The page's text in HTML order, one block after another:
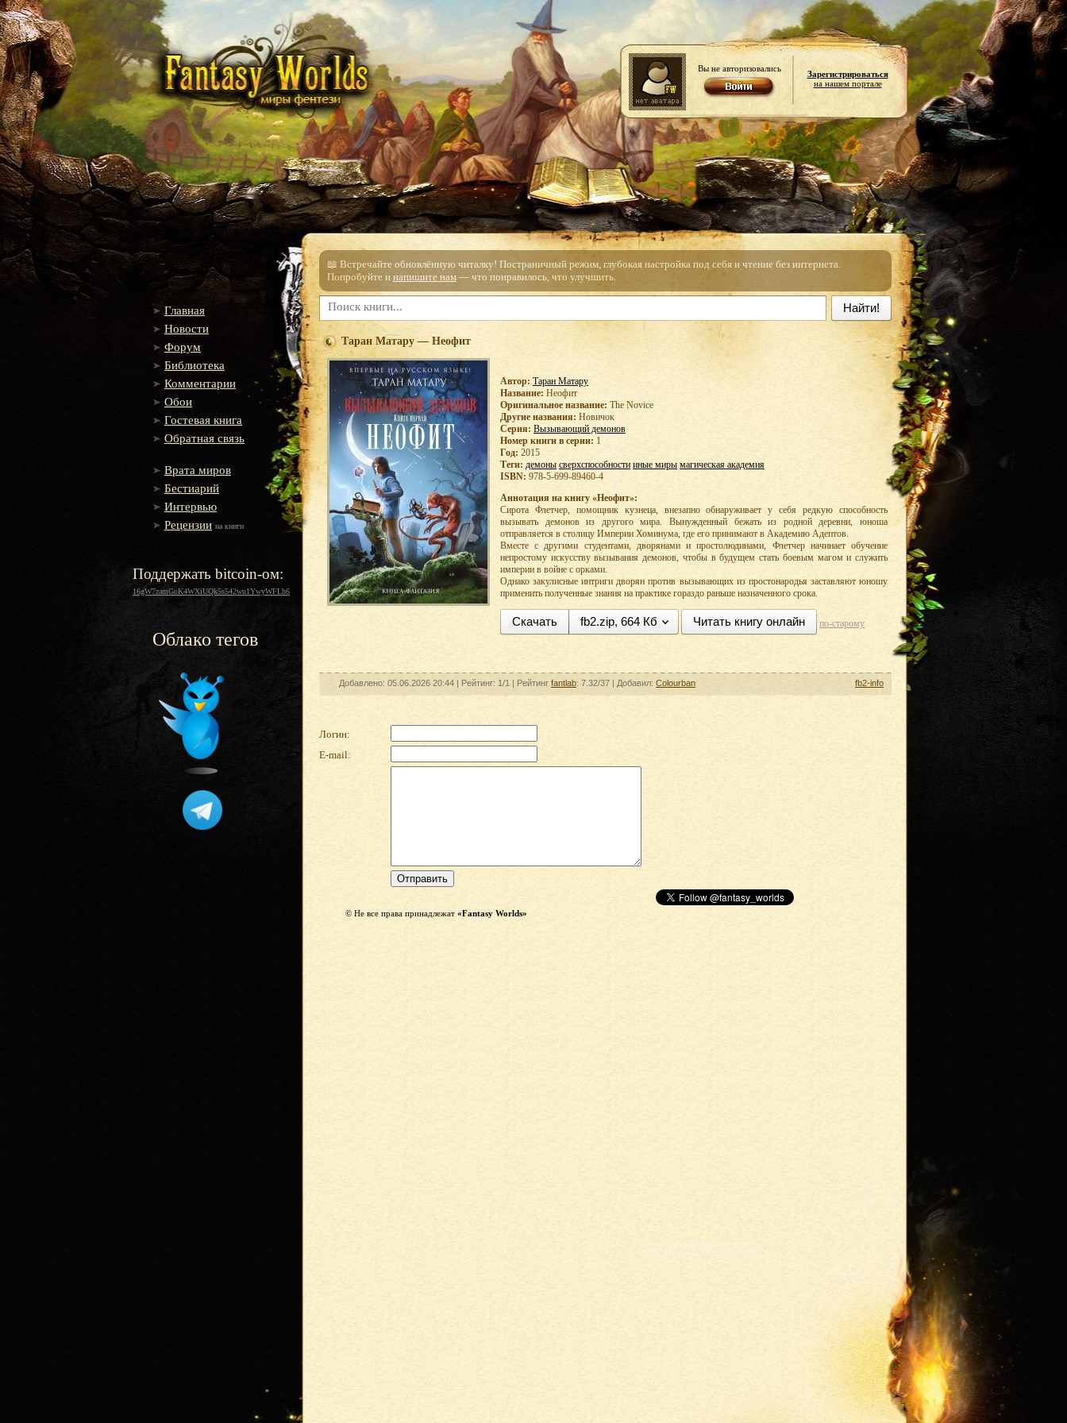
Вы не авторизовались
Зарегистрироваться
на нашем портале
Главная
Новости
Форум
Библиотека
Комментарии
Обои
Гостевая книга
Обратная связь
Врата миров
Бестиарий
Интервью
Рецензии на книги
Поддержать bitcoin-ом:
16gW7zamGuK4WXiUQk5s542wu1YwyWFLh6
Облако тегов
📖 Встречайте обновлённую читалку! Постраничный режим, глубокая настройка под себя и чтение без интернета.
Попробуйте и напишите нам — что понравилось, что улучшить.
Найти!
Таран Матару — Неофит
Автор: Таран Матару
Название: Неофит
Оригинальное название: The Novice
Другие названия: Новичок
Серия: Вызывающий демонов
Номер книги в серии: 1
Год: 2015
Теги: демоны сверхспособности иные миры магическая академия
ISBN: 978-5-699-89460-4
Аннотация на книгу «Неофит»:
Сирота Флетчер, помощник кузнеца, внезапно обнаруживает у себя редкую способность
вызывать демонов из другого мира. Вынужденный бежать из родной деревни, юноша
отправляется в столицу Империи Хоминума, где его принимают в Академию Адептов.
Вместе с другими студентами, дворянами и простолюдинами, Флетчер начинает обучение
непростому искусству вызывания демонов, чтобы в будущем стать боевым магом и служить
империи в войне с орками.
Однако закулисные интриги дворян против вызывающих из простонародья заставляют юношу
применить полученные знания на практике гораздо раньше назначенного срока.
Скачать fb2.zip, 664 Кб Читать книгу онлайн по-старому
Добавлено: 05.06.2026 20:44 | Рейтинг: 1/1 | Рейтинг fantlab: 7.32/37 | Добавил: Colourban fb2-info
Логин:
E-mail:
© Не все права принадлежат «Fantasy Worlds»